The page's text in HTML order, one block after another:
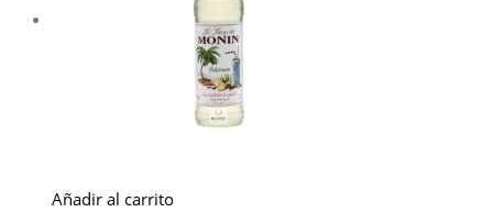
Añadir al carrito